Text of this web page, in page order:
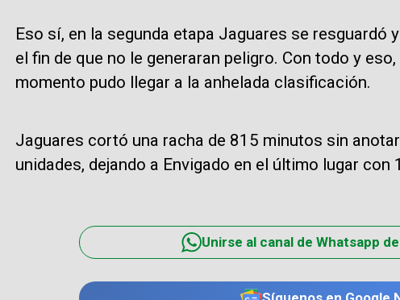
Eso sí, en la segunda etapa Jaguares se resguardó
el fin de que no le generaran peligro. Con todo y
momento pudo llegar a la anhelada clasificación.
Jaguares cortó una racha de 815 minutos sin
unidades, dejando a Envigado en el último lugar con
Unirse al canal de Whatsapp